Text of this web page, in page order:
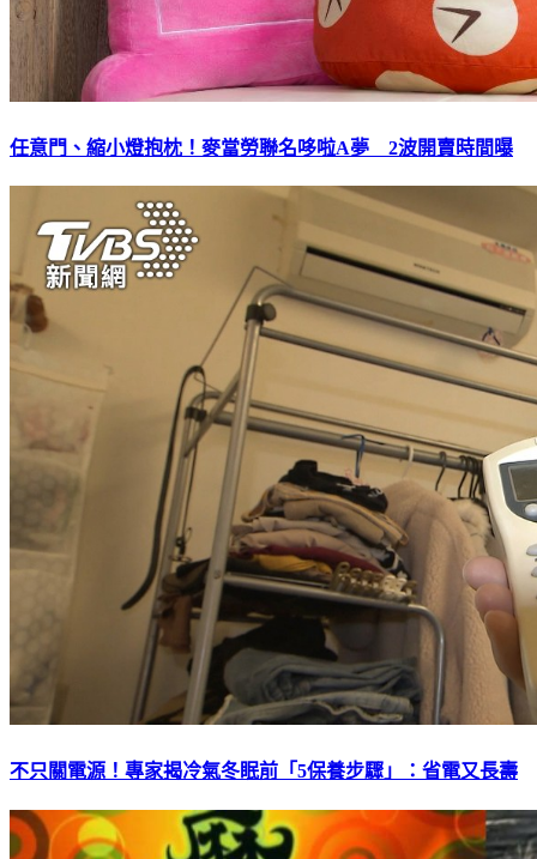
任意門、縮小燈抱枕！麥當勞聯名哆啦A夢 2波開賣時間曝
不只關電源！專家揭冷氣冬眠前「5保養步驟」：省電又長壽